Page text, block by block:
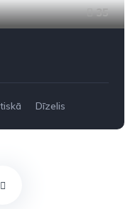
35
Dīzelis